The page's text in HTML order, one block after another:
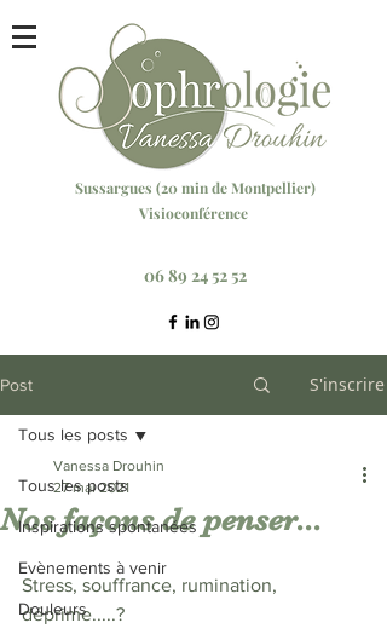
Sussargues (20 minde Montpellier)
Visioconférence
06 89 24 52 52
Post S'inscrire
Tous les posts
Inspirations spontanées
Evènements à venir
Douleurs
Tous les posts
Nos façons de penser...
Vanessa Drouhin
27 mai 2021
Stress, souffrance, rumination,
déprime.....?